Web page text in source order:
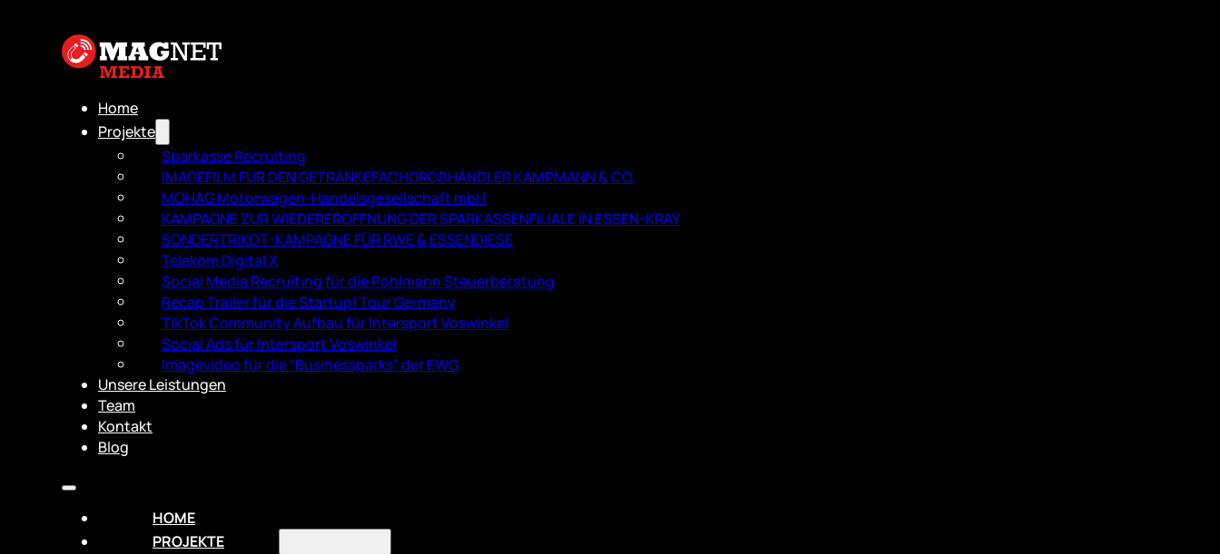
Home
Projekte
Sparkasse Recruiting
IMAGEFILM FÜR DEN GETRÄNKEFACH­GROßHÄNDLER KAMPMANN & CO.
MOHAG Motorwagen-Handelsgesellschaft mbH
KAMPAGNE ZUR WIEDERERÖFFNUNG DER SPARKASSENFILIALE IN ESSEN-KRAY
SONDERTRIKOT-KAMPAGNE FÜR RWE & ESSENDIESE
Telekom Digital X
Social Media Recruiting für die Pohlmann Steuerberatung
Recap Trailer für die Startup! Tour Germany
TikTok Community Aufbau für Intersport Voswinkel
Social Ads für Intersport Voswinkel
Imagevideo für die “Businessparks” der EWG
Unsere Leistungen
Team
Kontakt
Blog
HOME
PROJEKTE